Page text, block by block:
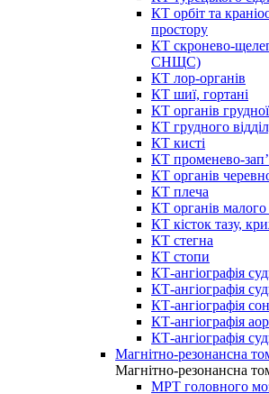
КТ орбіт та
простору
КТ скронево-
СНЩС)
КТ лор-органів
КТ шиї, гортані
КТ органів
КТ грудного
КТ кисті
КТ променево-
КТ органів
КТ плеча
КТ органів
КТ кісток тазу,
КТ стегна
КТ стопи
КТ-ангіографія
КТ-ангіографія
КТ-ангіографія
КТ-ангіографія
КТ-ангіографія
Магнітно-резонансна
Магнітно-резонансна
МРТ головного